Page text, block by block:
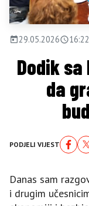
29.05.2026 16:22
Dodik
da
PODJELI VIJEST
Danas sam
i drugim